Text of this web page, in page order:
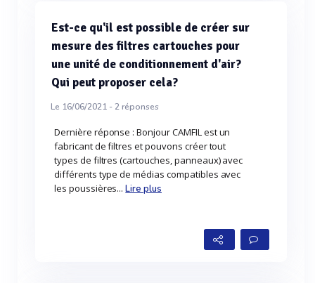
Est-ce qu'il est possible de créer sur
mesure des filtres cartouches pour
une unité de conditionnement d'air?
Qui peut proposer cela?
Le 16/06/2021 -2réponses
Dernière réponse : Bonjour CAMFIL est un
fabricant de filtres et pouvons créer tout
types de filtres (cartouches, panneaux) avec
différents type de médias compatibles avec
les poussières...Lire plus